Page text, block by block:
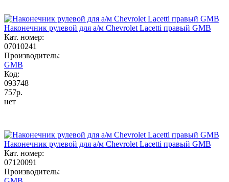
Наконечник рулевой для а/м Chevrolet Lacetti правый GMB
Кат. номер:
07010241
Производитель:
GMB
Код:
093748
757р.
нет
Наконечник рулевой для а/м Chevrolet Lacetti правый GMB
Кат. номер:
07120091
Производитель: